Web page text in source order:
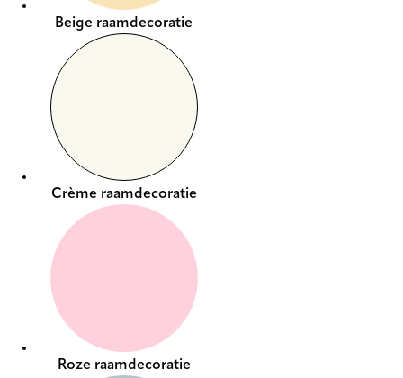
Beige raamdecoratie
Crème raamdecoratie
Roze raamdecoratie